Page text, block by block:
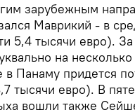
зарубежным
Маврикий - в
5,4 тысячи евро).
на
в Панаму придется
тысячи евро). В
вошли также